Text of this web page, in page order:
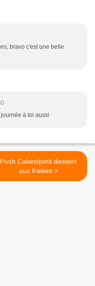
bravo c'est une belle
à toi aussi
Push Cakes/petit dessert
aux fraises >